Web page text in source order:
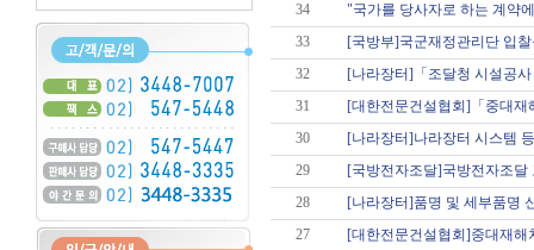
34
"국가를 당사자로 하는 계약
33
[국방부]국군재정관리단 입
32
[나라장터]「조달청 시설공
31
[대한전문건설협회]「중대재
30
[나라장터]나라장터 시스템
29
[국방전자조달]국방전자조달
28
[나라장터]품명 및 세부품명
27
[대한전문건설협회]중대재해